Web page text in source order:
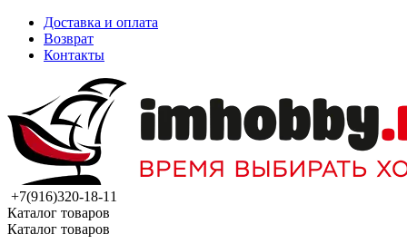
Доставка и оплата
Возврат
Контакты
+7(916)320-18-11
Каталог товаров
Каталог товаров